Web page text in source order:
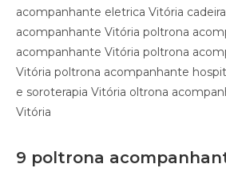
acompanhante eletrica Vitória
acompanhante Vitória poltrona
acompanhante Vitória poltrona
Vitória poltrona acompanhante
e soroterapia Vitória oltrona
Vitória
9 poltrona